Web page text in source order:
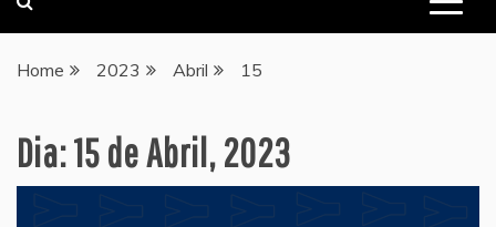
Home 2023 Abril 15
Dia:15 de Abril, 2023